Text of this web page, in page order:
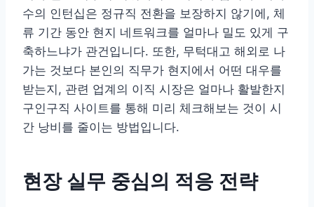
수의 인턴십은 정규직 전환을 보장하지 않기에, 체
류 기간 동안 현지 네트워크를 얼마나 밀도 있게 구
축하느냐가 관건입니다. 또한, 무턱대고 해외로 나
가는 것보다 본인의 직무가 현지에서 어떤 대우를
받는지, 관련 업계의 이직 시장은 얼마나 활발한지
구인구직 사이트를 통해 미리 체크해보는 것이 시
간 낭비를 줄이는 방법입니다.
현장 실무 중심의 적응 전략